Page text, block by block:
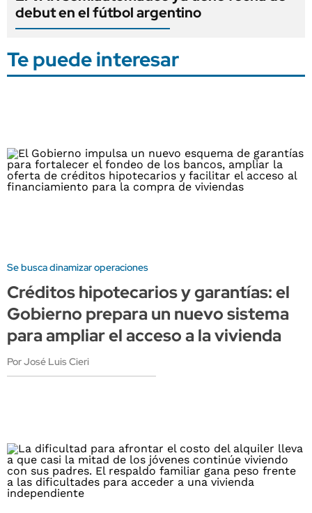
debut en el fútbol argentino
Te puede interesar
Se busca dinamizar operaciones
Créditos hipotecarios y garantías: el
Gobierno prepara un nuevo sistema
para ampliar el acceso a la vivienda
Por José Luis Cieri